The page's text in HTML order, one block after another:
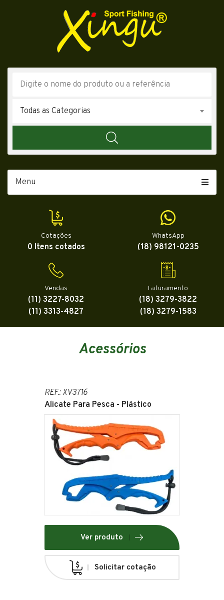
Todas as Categorias
Menu
Cotações
0 Itens cotados
WhatsApp
(18) 98121-0235
Vendas
(11) 3227-8032
(11) 3313-4827
Faturamento
(18) 3279-3822
(18) 3279-1583
Acessórios
REF.: XV3716
Alicate Para Pesca - Plástico
Ver produto
Solicitar cotação